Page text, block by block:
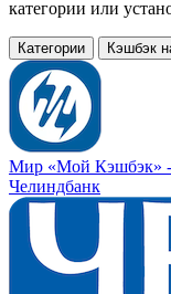
категории или
Категории Кэшбэк
Мир «Мой Кэшбэк» -
Челиндбанк